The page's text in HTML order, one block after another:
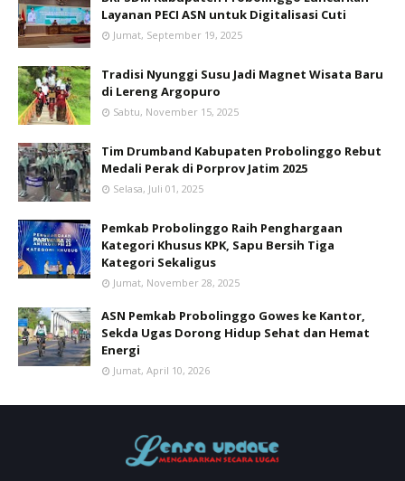
Layanan PECI ASN untuk Digitalisasi Cuti
Jumat, September 19, 2025
Tradisi Nyunggi Susu Jadi Magnet Wisata Baru
di Lereng Argopuro
Sabtu, November 15, 2025
Tim Drumband Kabupaten Probolinggo Rebut
Medali Perak di Porprov Jatim 2025
Selasa, Juli 01, 2025
Pemkab Probolinggo Raih Penghargaan
Kategori Khusus KPK, Sapu Bersih Tiga
Kategori Sekaligus
Jumat, November 28, 2025
ASN Pemkab Probolinggo Gowes ke Kantor,
Sekda Ugas Dorong Hidup Sehat dan Hemat
Energi
Jumat, April 10, 2026